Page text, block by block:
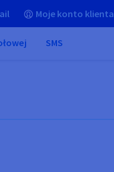
Moje konto klienta
SMS